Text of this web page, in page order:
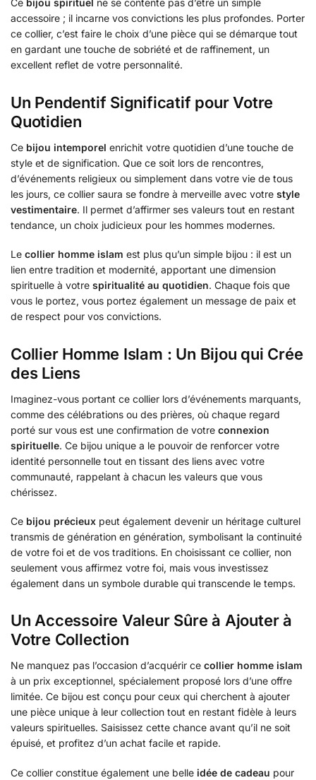
Ce bijou spirituel ne se contente pas d’être un simple
accessoire ; il incarne vos convictions les plus profondes. Porter
ce collier, c’est faire le choix d’une pièce qui se démarque tout
en gardant une touche de sobriété et de raffinement, un
excellent reflet de votre personnalité.
Un Pendentif Significatif pour Votre
Quotidien
Ce bijou intemporel enrichit votre quotidien d’une touche de
style et de signification. Que ce soit lors de rencontres,
d’événements religieux ou simplement dans votre vie de tous
les jours, ce collier saura se fondre à merveille avec votre style
vestimentaire. Il permet d’affirmer ses valeurs tout en restant
tendance, un choix judicieux pour les hommes modernes.
Le collier homme islam est plus qu’un simple bijou : il est un
lien entre tradition et modernité, apportant une dimension
spirituelle à votre spiritualité au quotidien. Chaque fois que
vous le portez, vous portez également un message de paix et
de respect pour vos convictions.
Collier Homme Islam : Un Bijou qui Crée
des Liens
Imaginez-vous portant ce collier lors d’événements marquants,
comme des célébrations ou des prières, où chaque regard
porté sur vous est une confirmation de votre connexion
spirituelle. Ce bijou unique a le pouvoir de renforcer votre
identité personnelle tout en tissant des liens avec votre
communauté, rappelant à chacun les valeurs que vous
chérissez.
Ce bijou précieux peut également devenir un héritage culturel
transmis de génération en génération, symbolisant la continuité
de votre foi et de vos traditions. En choisissant ce collier, non
seulement vous affirmez votre foi, mais vous investissez
également dans un symbole durable qui transcende le temps.
Un Accessoire Valeur Sûre à Ajouter à
Votre Collection
Ne manquez pas l’occasion d’acquérir ce collier homme islam
à un prix exceptionnel, spécialement proposé lors d’une offre
limitée. Ce bijou est conçu pour ceux qui cherchent à ajouter
une pièce unique à leur collection tout en restant fidèle à leurs
valeurs spirituelles. Saisissez cette chance avant qu’il ne soit
épuisé, et profitez d’un achat facile et rapide.
Ce collier constitue également une belle idée de cadeau pour